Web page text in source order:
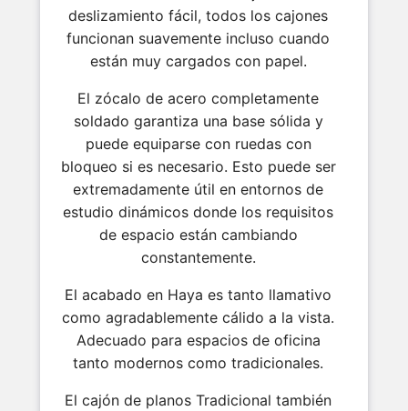
deslizamiento fácil, todos los cajones
funcionan suavemente incluso cuando
están muy cargados con papel.
El zócalo de acero completamente
soldado garantiza una base sólida y
puede equiparse con ruedas con
bloqueo si es necesario. Esto puede ser
extremadamente útil en entornos de
estudio dinámicos donde los requisitos
de espacio están cambiando
constantemente.
El acabado en Haya es tanto llamativo
como agradablemente cálido a la vista.
Adecuado para espacios de oficina
tanto modernos como tradicionales.
El cajón de planos Tradicional también